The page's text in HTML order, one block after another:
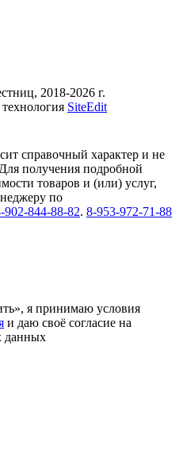
2018-2026 г.
технология SiteEdit
справочный характер и не
получения подробной
товаров и (или) услуг,
по
902-844-88-82. 8-953-972-71-88
я принимаю условия
и даю своё согласие на
данных